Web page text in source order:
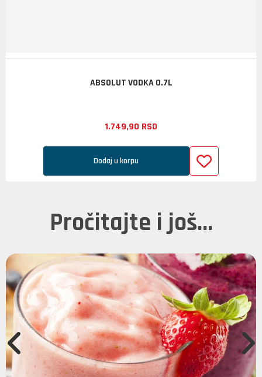
ABSOLUT VODKA 0.7L
1.749,90 RSD
Dodaj u korpu
Pročitajte i još...